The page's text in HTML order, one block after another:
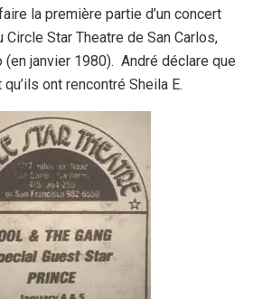
la première partie d’un concert
Circle Star Theatre de San Carlos,
(en janvier 1980). André déclare que
ont rencontré Sheila E.